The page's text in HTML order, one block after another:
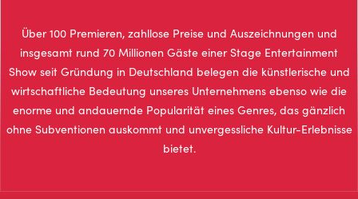
Über 100 Premieren, zahllose Preise und Auszeichnungen und
insgesamt rund 70 Millionen Gäste einer Stage Entertainment
Show seit Gründung in Deutschland belegen die künstlerische und
wirtschaftliche Bedeutung unseres Unternehmens ebenso wie die
enorme und andauernde Popularität eines Genres, das gänzlich
ohne Subventionen auskommt und unvergessliche Kultur-Erlebnisse
bietet.